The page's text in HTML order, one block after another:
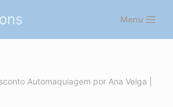
Menu
Automaquiagem por Ana Veiga |